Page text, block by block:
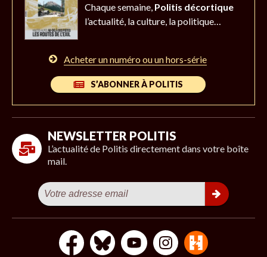
Chaque semaine, Politis décortique
l’actualité, la culture, la politique…
Acheter un numéro ou un hors-série
S’ABONNER À POLITIS
NEWSLETTER POLITIS
L’actualité de Politis directement dans votre boîte
mail.